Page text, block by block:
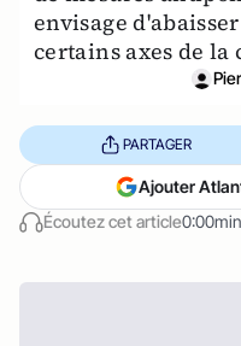
envisage
certains axes de la
Écoutez cet article0:00min
PARTAGER
Ajouter